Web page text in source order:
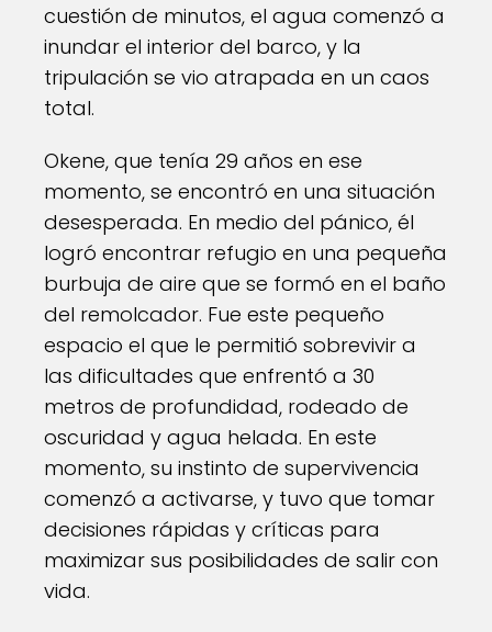
cuestión de minutos, el agua comenzó a
inundar el interior del barco, y la
tripulación se vio atrapada en un caos
total.
Okene, que tenía 29 años en ese
momento, se encontró en una situación
desesperada. En medio del pánico, él
logró encontrar refugio en una pequeña
burbuja de aire que se formó en el baño
del remolcador. Fue este pequeño
espacio el que le permitió sobrevivir a
las dificultades que enfrentó a 30
metros de profundidad, rodeado de
oscuridad y agua helada. En este
momento, su instinto de supervivencia
comenzó a activarse, y tuvo que tomar
decisiones rápidas y críticas para
maximizar sus posibilidades de salir con
vida.